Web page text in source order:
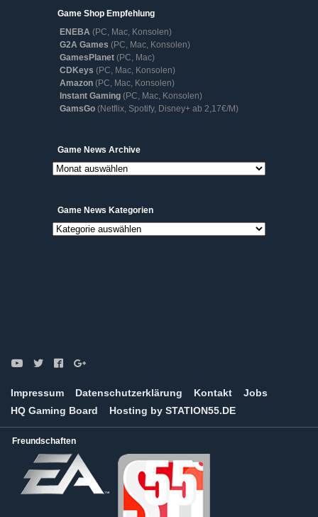
Game Shop Empfehlung
ENEBA (PC, Mac, Konsolen)
G2A Games (PC, Mac, Konsolen)
GamesPlanet (PC, Mac)
CDKeys (PC, Mac, Konsolen)
Amazon (PC, Mac, Konsolen)
Instant Gaming (PC, Mac, Konsolen)
GamsGo (Netflix, Spotify, Disney+ ab 2,17€/M)
Game News ArchiveGame
News
Archive
Game News Kategorien
Game
Impressum Datenschutzerklärung Kontakt
Jobs
HQ Gaming Board
Hosting by STATION55.DE
Freundschaften